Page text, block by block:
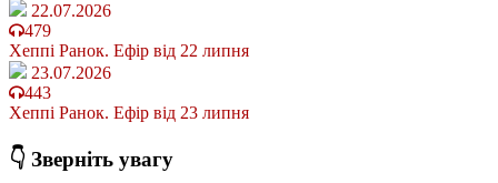
22.07.2026
479
Хеппі Ранок. Ефір від 22 липня
23.07.2026
443
Хеппі Ранок. Ефір від 23 липня
👇 Зверніть увагу